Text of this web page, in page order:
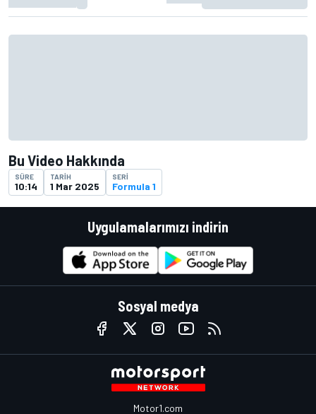
Bu Video Hakkında
SÜRE
10:14
TARIH
1 Mar 2025
SERI
Formula 1
Uygulamalarımızı indirin
Sosyal medya
Motor1.com